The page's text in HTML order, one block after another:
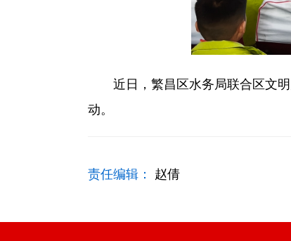
近日，繁昌区水务局联合区文明
动。
责任编辑： 赵倩